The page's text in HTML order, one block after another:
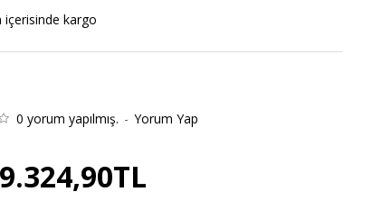
içerisinde kargo
0 yorum yapılmış. - Yorum Yap
9.324,90TL